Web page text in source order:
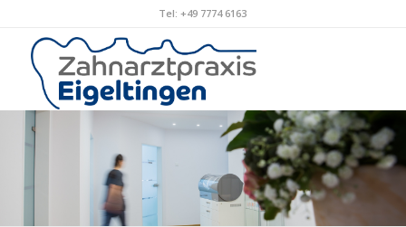
Tel: +49 7774 6163